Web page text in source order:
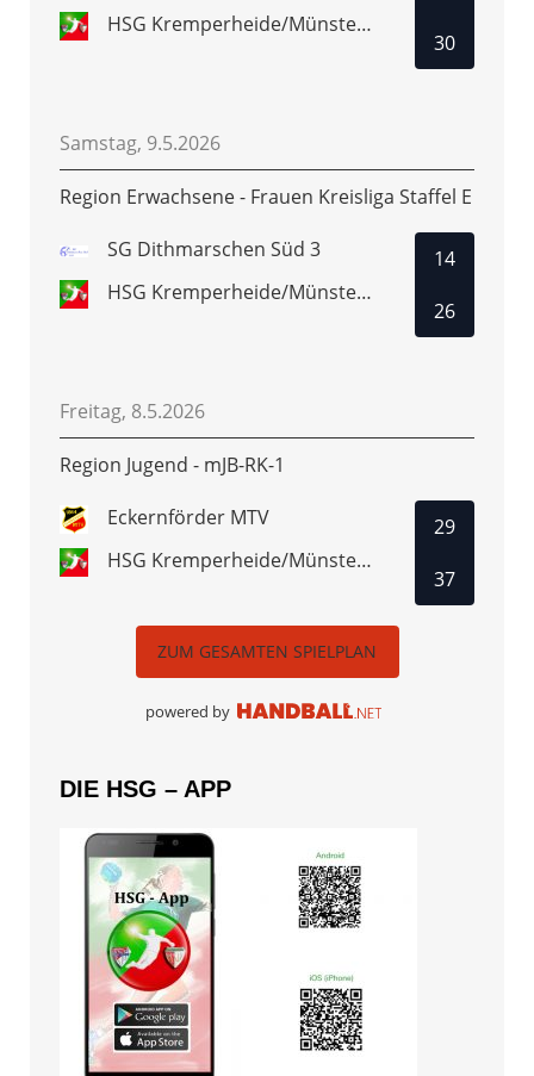
HSG Kremperheide/Münsterdorf 2
30
Samstag, 9.5.2026
Region Erwachsene - Frauen Kreisliga Staffel E
SG Dithmarschen Süd 3
HSG Kremperheide/Münsterdorf 3
14
26
Freitag, 8.5.2026
Region Jugend - mJB-RK-1
Eckernförder MTV
HSG Kremperheide/Münsterdorf
29
37
ZUM GESAMTEN SPIELPLAN
powered by
DIE HSG – APP